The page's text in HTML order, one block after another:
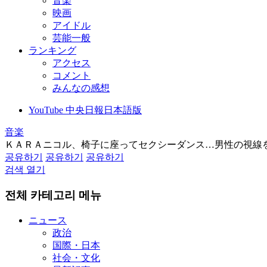
映画
アイドル
芸能一般
ランキング
アクセス
コメント
みんなの感想
YouTube 中央日報日本語版
音楽
ＫＡＲＡニコル、椅子に座ってセクシーダンス…男性の視線
공유하기
공유하기
공유하기
검색 열기
전체 카테고리 메뉴
ニュース
政治
国際・日本
社会・文化